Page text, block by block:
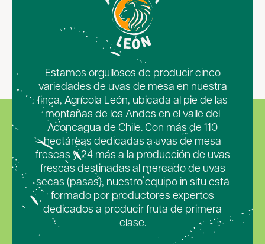
Estamos orgullosos de producir cinco
variedades de uvas de mesa en nuestra
finca, Agrícola León, ubicada al pie de las
montañas de los Andes en el valle del
Aconcagua de Chile. Con más de 110
hectáreas dedicadas a uvas de mesa
frescas y 24 más a la producción de uvas
frescas destinadas al mercado de uvas
secas (pasas), nuestro equipo in situ está
formado por productores expertos
dedicados a producir fruta de primera
clase.